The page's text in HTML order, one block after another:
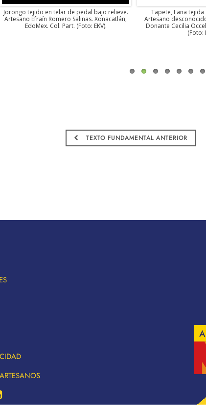
Jorongo tejido en telar de pedal bajo relieve.
Artesano Efraín Romero Salinas. Xonacatlán,
EdoMex. Col. Part. (Foto: EKV).
Tapete, Lana
Artesano
Donante Cecilia
(Foto:
TEXTO FUNDAMENTAL ANTERIOR